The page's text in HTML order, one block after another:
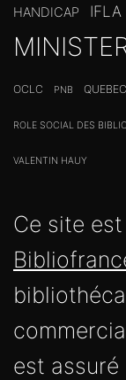
HANDICAP IFLA
OCLC PNB QUEBEC
ROLE SOCIAL DES
VALENTIN HAUY
Ce site
est assuré